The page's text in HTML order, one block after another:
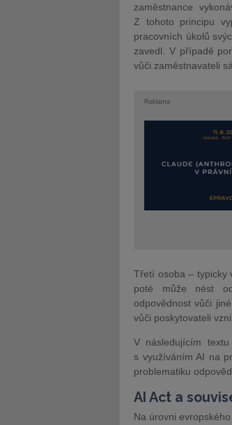
zaměstnance
Z tohoto principu
pracovních úkolů
zavedl. V případě
vůči zaměstnavateli
Reklama
Třetí osoba – typicky
poté může nést
odpovědnost vůči
vůči poskytovateli
V následujícím
s využíváním AI na
problematiku
AI Act a
Na úrovni